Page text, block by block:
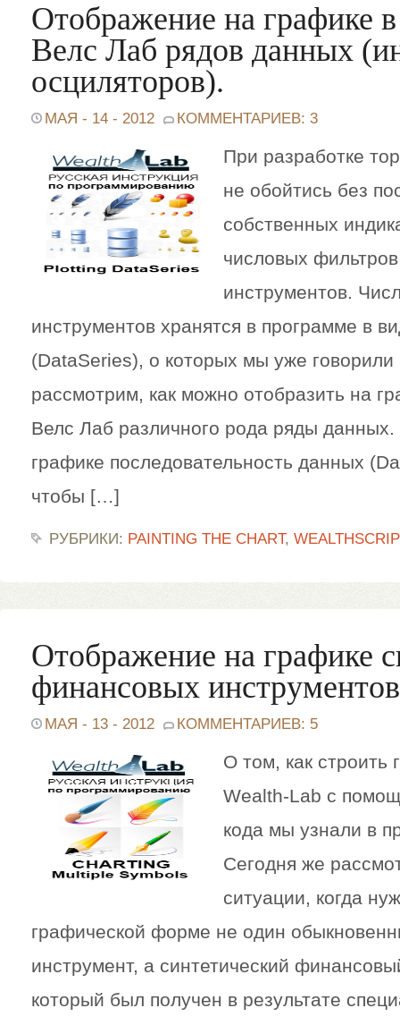
Отображение на графике
Велс Лаб рядов данных
осциляторов).
МАЯ - 14 - 2012 КОММЕНТАРИЕВ: 3
При разработке
не обойтись без
собственных
числовых
инструментов.
инструментов хранятся в программе в
(DataSeries), о которых мы уже
рассмотрим, как можно отобразить на
Велс Лаб различного рода ряды данных.
графике последовательность данных
чтобы […]
РУБРИКИ: PAINTING THE CHART,
Отображение на графике
финансовых инструментов
МАЯ - 13 - 2012 КОММЕНТАРИЕВ: 5
О том, как строить
Wealth-Lab с
кода мы узнали в
Сегодня же
ситуации, когда
графической форме не один
инструмент, а синтетический
который был получен в результате